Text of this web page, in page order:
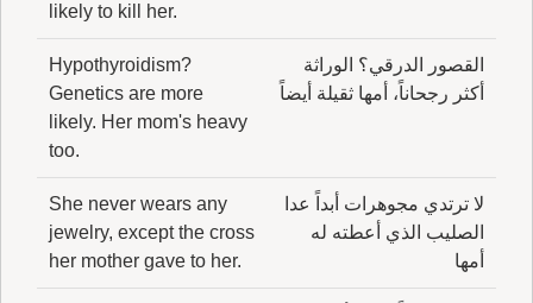
likely to kill her.
القصور الدرقي؟ الوراثة
أكثر رجحاناً، أمها ثقيلة أيضاً
Hypothyroidism?
Genetics are more
likely. Her mom's heavy
too.
لا ترتدي مجوهرات أبداً عدا
الصليب الذي أعطته له
أمها
She never wears any
jewelry, except the cross
her mother gave to her.